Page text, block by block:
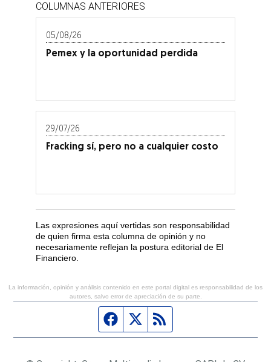
COLUMNAS ANTERIORES
05/08/26
Pemex y la oportunidad perdida
29/07/26
Fracking sí, pero no a cualquier costo
Las expresiones aquí vertidas son responsabilidad
de quien firma esta columna de opinión y no
necesariamente reflejan la postura editorial de El
Financiero.
La información, opinión y análisis contenido en este portal digital es responsabilidad de los
autores, salvo error de apreciación de su parte.
Página de Facebook
Fuente Twitter